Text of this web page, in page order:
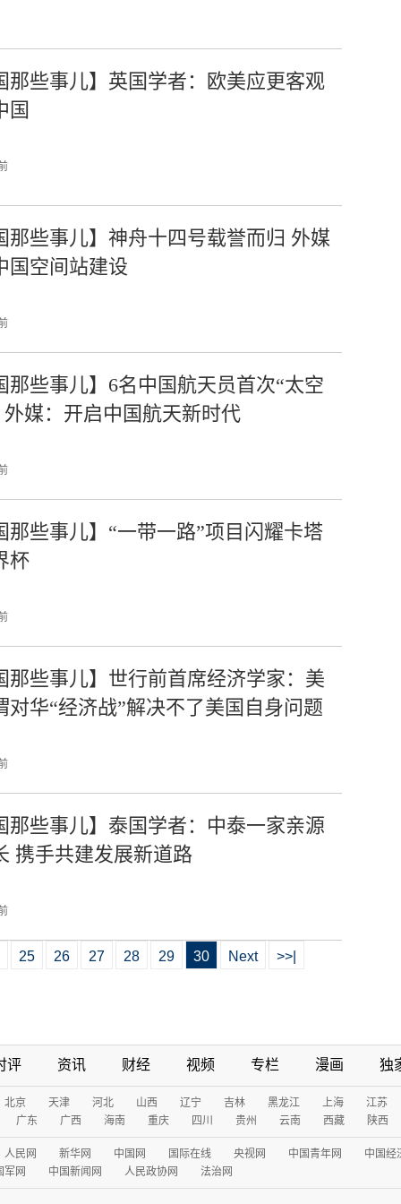
那些事儿】英国学者：欧美应更客观
国
那些事儿】神舟十四号载誉而归 外媒
国空间站建设
那些事儿】6名中国航天员首次“太空
外媒：开启中国航天新时代
那些事儿】“一带一路”项目闪耀卡塔
杯
那些事儿】世行前首席经济学家：美
对华“经济战”解决不了美国自身问题
那些事儿】泰国学者：中泰一家亲源
携手共建发展新道路
25 26 27 28 29 30 Next >>|
评 资讯 财经 视频 专栏 漫画 独
北京 天津 河北 山西 辽宁 吉林 黑龙江 上海
江苏
广东
广西 海南 重庆 四川 贵州 云南 西藏 陕西
人民网 新华网 中国网 国际在线 央视网 中国青年网
中国经
军网
中国新闻网 人民政协网 法治网